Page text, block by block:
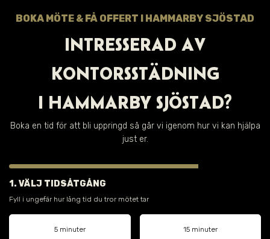
BOKA MÖTE & FÅ OFFERT I HAMMARBY SJÖSTAD
INTRESSERAD AV
KONTORSSTÄDNING
I HAMMARBY SJÖSTAD?
Boka en tid för att bli uppringd så går vi igenom hur vi kan hjälpa
just er.
1. VÄLJ TIDSÅTGÅNG
Fyll i ungefär hur lång tid du tror mötet tar
5 minuter 15 minuter